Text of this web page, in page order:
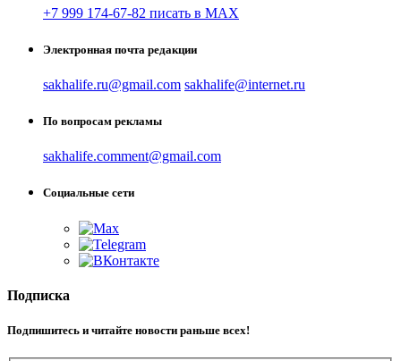
+7 999 174-67-82 писать в MAX
Электронная почта редакции
sakhalife.ru@gmail.com sakhalife@internet.ru
По вопросам рекламы
sakhalife.comment@gmail.com
Социальные сети
Подписка
Подпишитесь и читайте новости раньше всех!